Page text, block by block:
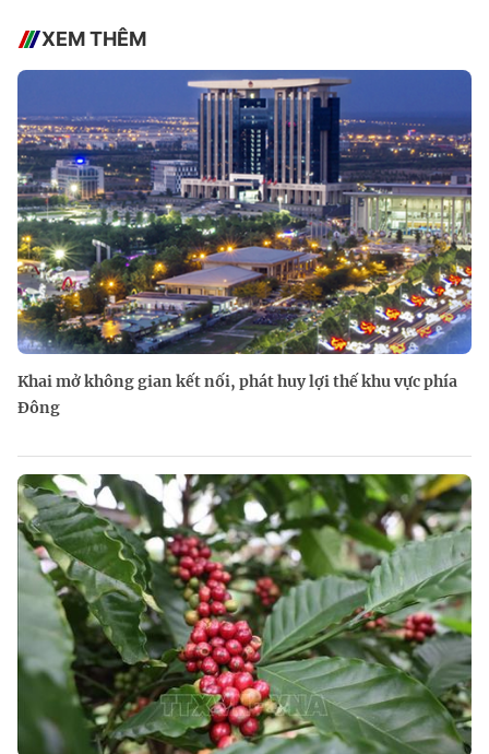
XEM THÊM
Khai mở không gian kết nối, phát huy lợi thế khu vực phía
Đông